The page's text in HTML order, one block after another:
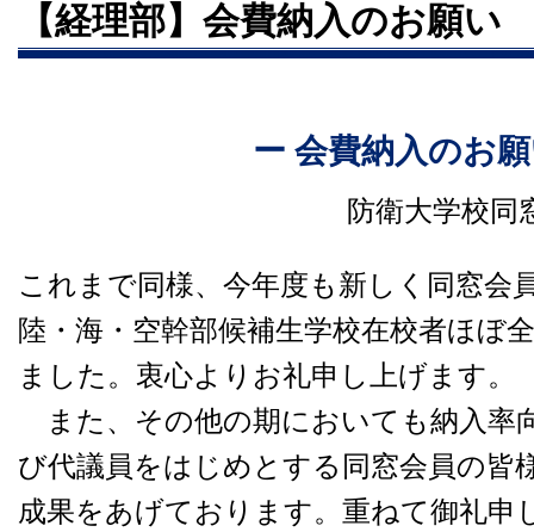
【経理部】会費納入のお願い
ー 会費納入のお
防衛大学校
これまで同様、今年度も新しく同窓会
陸・海・空幹部候補生学校在校者ほぼ
ました。衷心よりお礼申し上げます。
また、その他の期においても納入率
び代議員をはじめとする同窓会員の皆
成果をあげております。重ねて御礼申